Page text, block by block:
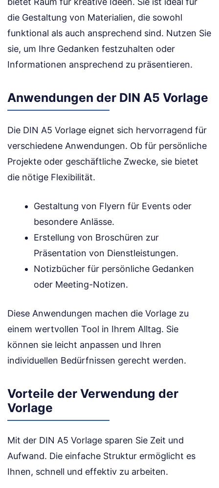
die Gestaltung von Materialien, die sowohl
funktional als auch ansprechend sind. Nutzen Sie
sie, um Ihre Gedanken festzuhalten oder
Informationen ansprechend zu präsentieren.
Anwendungen der DIN A5 Vorlage
Die DIN A5 Vorlage eignet sich hervorragend für
verschiedene Anwendungen. Ob für persönliche
Projekte oder geschäftliche Zwecke, sie bietet
die nötige Flexibilität.
Gestaltung von Flyern für Events oder
besondere Anlässe.
Erstellung von Broschüren zur
Präsentation von Dienstleistungen.
Notizbücher für persönliche Gedanken
oder Meeting-Notizen.
Diese Anwendungen machen die Vorlage zu
einem wertvollen Tool in Ihrem Alltag. Sie
können sie leicht anpassen und Ihren
individuellen Bedürfnissen gerecht werden.
Vorteile der Verwendung der
Vorlage
Mit der DIN A5 Vorlage sparen Sie Zeit und
Aufwand. Die einfache Struktur ermöglicht es
Ihnen, schnell und effektiv zu arbeiten.